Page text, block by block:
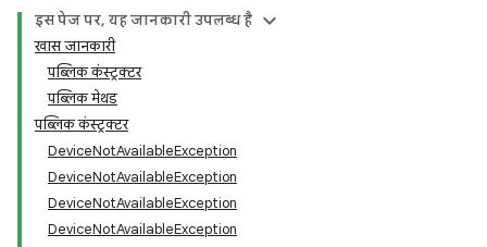
इस पेज पर, यह जानकारी उपलब्ध है
खास जानकारी
पब्लिक कंस्ट्रक्टर
पब्लिक मेथड
पब्लिक कंस्ट्रक्टर
DeviceNotAvailableException
DeviceNotAvailableException
DeviceNotAvailableException
DeviceNotAvailableException